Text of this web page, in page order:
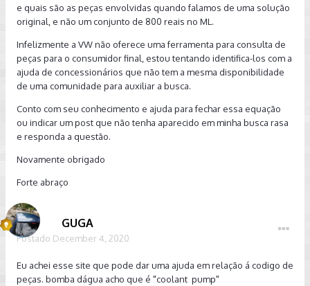
e quais são as peças envolvidas quando falamos de uma solução
original, e não um conjunto de 800 reais no ML.
Infelizmente a VW não oferece uma ferramenta para consulta de
peças para o consumidor final, estou tentando identifica-los com a
ajuda de concessionários que não tem a mesma disponibilidade
de uma comunidade para auxiliar a busca.
Conto com seu conhecimento e ajuda para fechar essa equação
ou indicar um post que não tenha aparecido em minha busca rasa
e responda a questão.
Novamente obrigado
Forte abraço
GUGA
Postado December 4, 2020
Eu achei esse site que pode dar uma ajuda em relação á codigo de
peças. bomba dágua acho que é "coolant pump"